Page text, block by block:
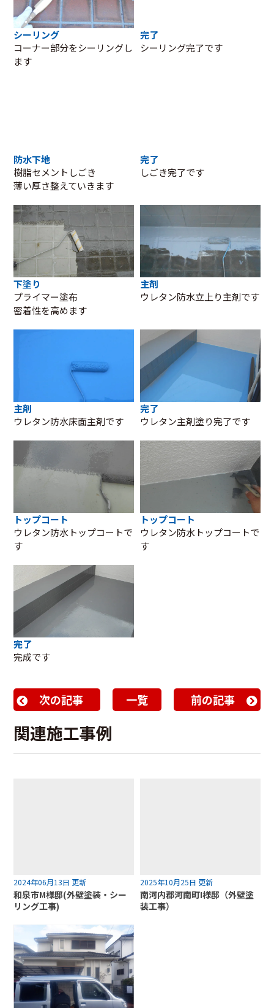
シーリング
コーナー部分をシーリングし
ます
完了
シーリング完了です
防水下地
樹脂セメントしごき
薄い厚さ整えていきます
完了
しごき完了です
下塗り
プライマー塗布
密着性を高めます
主剤
ウレタン防水立上り主剤です
主剤
ウレタン防水床面主剤です
完了
ウレタン主剤塗り完了です
トップコート
ウレタン防水トップコートで
す
トップコート
ウレタン防水トップコートで
す
完了
完成です
次の記事 一覧 前の記事
関連施工事例
2024年06月13日 更新
和泉市M様邸(外壁塗装・シー
リング工事)
2025年10月25日 更新
南河内郡河南町I様邸（外壁塗
装工事）